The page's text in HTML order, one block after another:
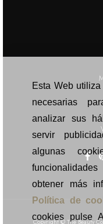
Copyright © The Beauty
analizar sus
servir
algunas
obtener más
Política de
cookies pulse
todas pulse
configurar o
finalidad, pulse